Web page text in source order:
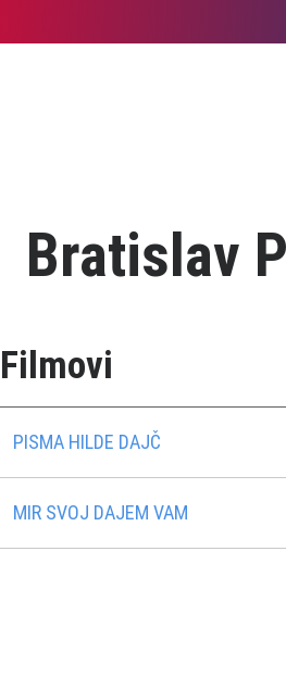
Bratislav
Filmovi
PISMA HILDE DAJČ
MIR SVOJ DAJEM VAM